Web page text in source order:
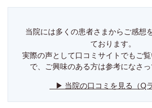
当院には多くの患者さまからご感想
ております。
実際の声として口コミサイトでもご
で、ご興味のある方は参考になさっ
▶ 当院の口コミを見る（Qラ